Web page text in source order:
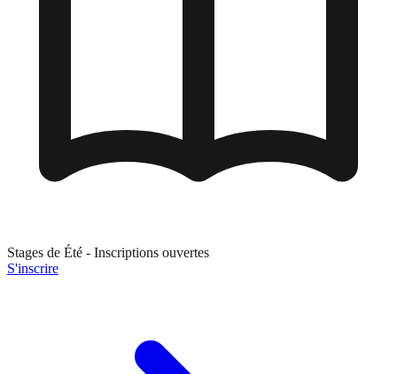
Stages de Été - Inscriptions ouvertes
S'inscrire